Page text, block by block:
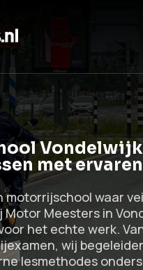
Vondelwijk
met
motorrijschool waar
Motor Meesters in
het echte werk.
wij
lesmethodes